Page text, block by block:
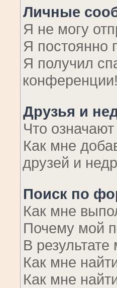
Личные
Я не могу
Я постоянно
Я получил
конференции!
Друзья и
Что
Как мне
друзей и
Поиск по
Как мне
Почему мой
В
Как мне
Как мне